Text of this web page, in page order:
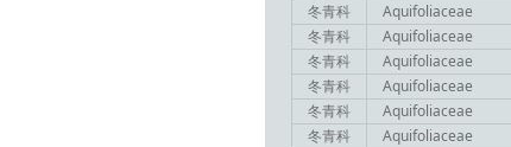
冬青科
Aquifoliaceae
冬青科
Aquifoliaceae
冬青科
Aquifoliaceae
冬青科
Aquifoliaceae
冬青科
Aquifoliaceae
冬青科
Aquifoliaceae